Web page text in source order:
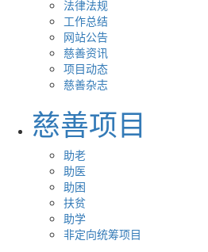
法律法规
工作总结
网站公告
慈善资讯
项目动态
慈善杂志
慈善项目
助老
助医
助困
扶贫
助学
非定向统筹项目